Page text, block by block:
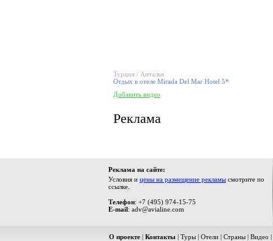
Турция / Анталья
Отдых в отеле Mirada Del Mar Hotel 5*
Добавить видео
Реклама
Реклама на сайте:
Условия и цены на размещение рекламы смотрите по
ссылке.
Телефон: +7 (495) 974-15-75
E-mail: adv@avialine.com
О проекте | Контакты | Туры | Отели | Страны | Видео |